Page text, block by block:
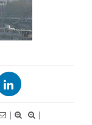
|
|